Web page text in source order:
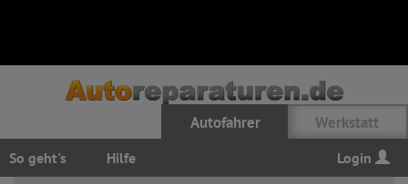
Autofahrer Werkstatt
So geht's Hilfe Login